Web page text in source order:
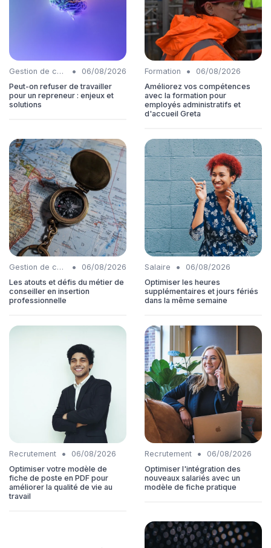
Gestion de carrière •
06/08/2026
Peut-on refuser de travailler
pour un repreneur : enjeux et
solutions
Formation •
06/08/2026
Améliorez vos compétences
avec la formation pour
employés administratifs et
d'accueil Greta
Gestion de carrière •
06/08/2026
Les atouts et défis du métier de
conseiller en insertion
professionnelle
Salaire •
06/08/2026
Optimiser les heures
supplémentaires et jours fériés
dans la même semaine
Recrutement •
06/08/2026
Optimiser votre modèle de
fiche de poste en PDF pour
améliorer la qualité de vie au
travail
Recrutement •
06/08/2026
Optimiser l'intégration des
nouveaux salariés avec un
modèle de fiche pratique